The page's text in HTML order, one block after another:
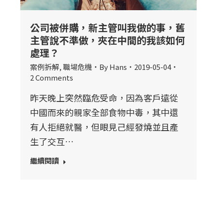
公司被併購，新主管叫我做的事，舊
主管說不準做，夾在中間的我該如何
處理？
案例拆解,職場危機 ByHans
2019-05-04
2 Comments
昨天晚上突然臨危受命，因為客戶遠從
中國而來的親家全部食物中毒，其中還
有人拒絕就醫，但眼見己經發燒並且產
生了交互…
繼續閱讀